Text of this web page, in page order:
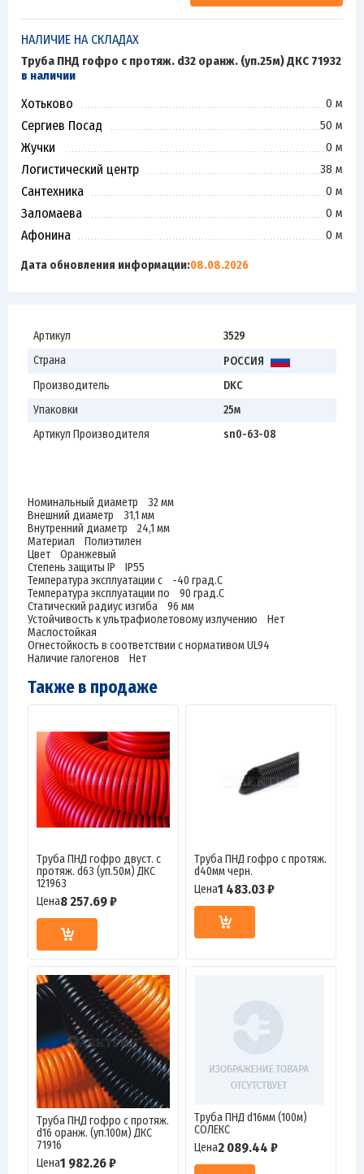
НАЛИЧИЕ НА СКЛАДАХ
Труба ПНД гофро c протяж. d32 оранж. (уп.25м) ДКС 71932
в наличии
Хотьково 0 м
Сергиев Посад 50 м
Жучки 0 м
Логистический центр 38 м
Сантехника 0 м
Заломаева 0 м
Афонина 0 м
Дата обновления информации:08.08.2026
Артикул
3529
Страна
РОССИЯ
Производитель
DKC
Упаковки
25м
Артикул Производителя
sn0-63-08
Номинальный диаметр 32 мм
Внешний диаметр 31,1 мм
Внутренний диаметр 24,1 мм
Материал Полиэтилен
Цвет Оранжевый
Степень защиты IP IP55
Температура эксплуатации с -40 град.C
Температура эксплуатации по 90 град.C
Статический радиус изгиба 96 мм
Устойчивость к ультрафиолетовому излучению Нет
Маслостойкая
Огнестойкость в соответствии с нормативом UL94
Наличие галогенов Нет
Также в продаже
Труба ПНД гофро двуст. с
протяж. d63 (уп.50м) ДКС
121963
Цена8 257.69 ₽
Труба ПНД гофро с протяж.
d40мм черн.
Цена1 483.03 ₽
Труба ПНД гофро c протяж.
d16 оранж. (уп.100м) ДКС
71916
Цена1 982.26 ₽
Труба ПНД d16мм (100м)
СОЛЕКС
Цена2 089.44 ₽